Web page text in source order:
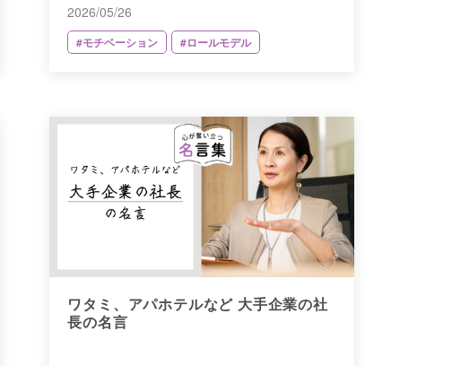
2026/05/26
#モチベーション #ロールモデル
ワタミ、アパホテルなど 大手企業の社
長の名言